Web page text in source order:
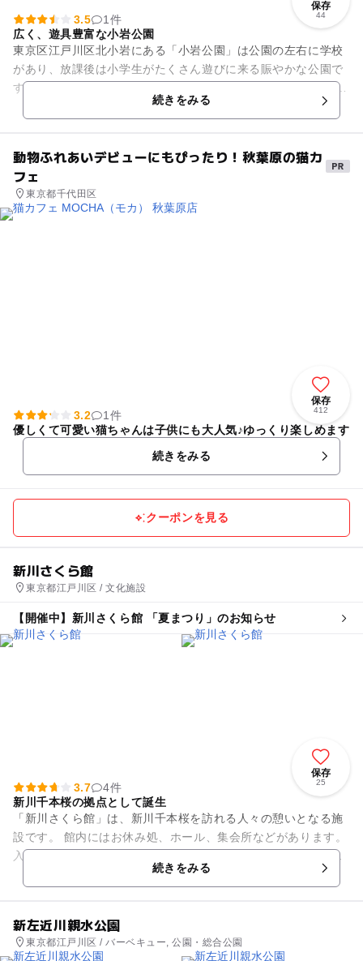
保存
44
3.5
1件
広く、遊具豊富な小岩公園
東京区江戸川区北小岩にある「小岩公園」は公園の左右に学校
があり、放課後は小学生がたくさん遊びに来る賑やかな公園で
す。 遊具は木製のアスレチック遊具、ブランコなど豊富にあり
続きをみる
動物ふれあいデビューにもぴったり！秋葉原の猫カ
フェ
東京都千代田区
保存
412
3.2
1件
優しくて可愛い猫ちゃんは子供にも大人気♪ゆっくり楽しめます
続きをみる
クーポンを見る
新川さくら館
東京都江戸川区 / 文化施設
【開催中】新川さくら館 「夏まつり」のお知らせ
保存
25
3.7
4件
新川千本桜の拠点として誕生
「新川さくら館」は、新川千本桜を訪れる人々の憩いとなる施
設です。 館内にはお休み処、ホール、集会所などがあります。
入館は無料です。お休み処、授乳室など一息つける設備が利用
続きをみる
新左近川親水公園
東京都江戸川区 / バーベキュー, 公園・総合公園